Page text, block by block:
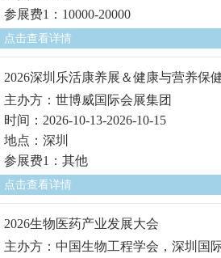
参展费1：10000-20000
点击查看详情
2026深圳乐活康养展＆健康与营养保
主办方：世博威国际会展集团
时间：2026-10-13-2026-10-15
地点：深圳
参展费1：其他
点击查看详情
2026生物医药产业发展大会
主办方：中国生物工程学会，深圳国